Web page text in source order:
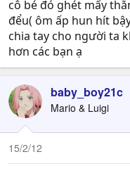
cô bé đó ghét mấy
đểu( ôm ấp hun hít
chia tay cho người ta
hơn các bạn ạ
baby_boy21c
Mario & Luigi
15/2/12